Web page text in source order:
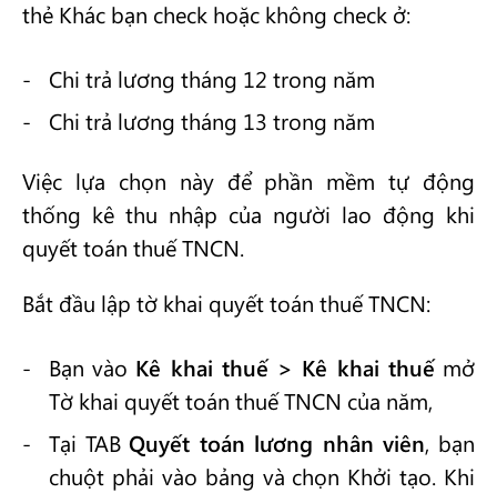
thẻ Khác bạn check hoặc không check ở:
Chi trả lương tháng 12 trong năm
Chi trả lương tháng 13 trong năm
Việc lựa chọn này để phần mềm tự động
thống kê thu nhập của người lao động khi
quyết toán thuế TNCN.
Bắt đầu lập tờ khai quyết toán thuế TNCN:
Bạn vào Kê khai thuế > Kê khai thuếmở
Tờ khai quyết toán thuế TNCN của năm,
Tại TABQuyết toán lương nhân viên, bạn
chuột phải vào bảng và chọn Khởi tạo. Khi